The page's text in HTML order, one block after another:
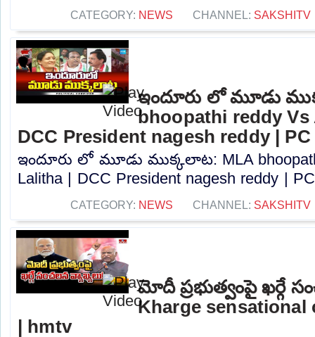
CATEGORY: NEWS CHANNEL: SAKSHITV
ఇందూరు లో మూడు
bhoopathi reddy Vs
DCC President nagesh reddy | PC
ఇందూరు లో మూడు ముక్కలాట: MLA
Lalitha | DCC President nagesh reddy |
CATEGORY: NEWS CHANNEL: SAKSHITV
మోదీ ప్రభుత్వంపై ఖర్గే
Kharge sensational
| hmtv